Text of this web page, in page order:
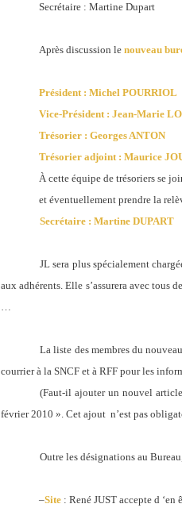
Secrétaire : Martine Dupart
Après discussion le nouveau
Président : Michel POURRIOL
Vice-Président : Jean-Marie
Trésorier : Georges ANTON
Trésorier adjoint : Maurice
À cette équipe de trésoriers se
et éventuellement prendre la
Secrétaire : Martine DUPART
JL sera plus spécialement
aux adhérents. Elle s’assurera avec tous
…
La liste des membres du
courrier à la SNCF et à RFF pour les
(Faut-il ajouter un nouvel
février 2010 ». Cet ajout n’est pas
Outre les désignations au
–Site : René JUST accepte d